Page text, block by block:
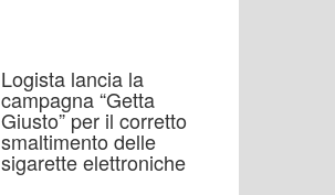
Logista lancia la
campagna “Getta
Giusto” per il corretto
smaltimento delle
sigarette elettroniche